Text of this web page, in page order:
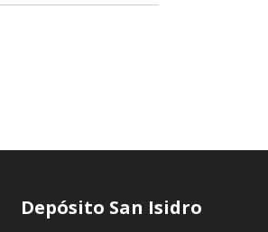
Depósito San Isidro